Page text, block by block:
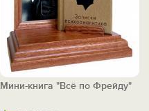
Мини-книга "Всё по Фрейду"